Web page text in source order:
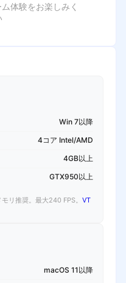
体験をお楽しみく
Win 7以降
4コア Intel/AMD
4GB以上
GTX950以上
リ推奨。最大240 FPS。 VT
macOS 11以降